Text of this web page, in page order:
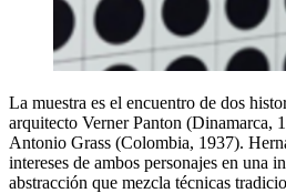
La muestra es el encuentro de dos
arquitecto Verner Panton (Dinamarca,
Antonio Grass (Colombia, 1937).
intereses de ambos personajes en una
abstracción que mezcla técnicas